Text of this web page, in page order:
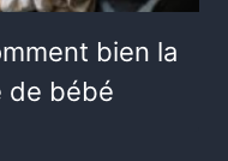
bien la
de bébé